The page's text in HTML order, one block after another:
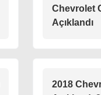
Chevrolet
Açıklandı
2018